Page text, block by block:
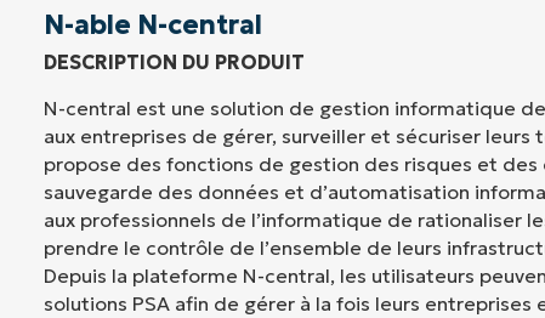
N-able N-central
DESCRIPTION DU PRODUIT
N-central est une solution de gestion informatique
aux entreprises de gérer, surveiller et sécuriser leurs
propose des fonctions de gestion des risques et
sauvegarde des données et d’automatisation
aux professionnels de l’informatique de rationaliser
prendre le contrôle de l’ensemble de leurs
Depuis la plateforme N-central, les utilisateurs
solutions PSA afin de gérer à la fois leurs entreprises